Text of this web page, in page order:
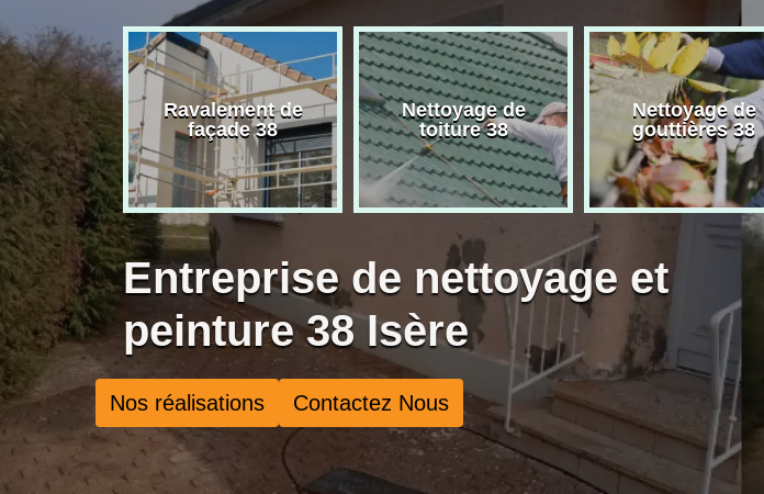
de
38
Ravalement de
façade 38
Nettoyage de
toiture 38
Nettoyage de
gouttières 38
Entreprise de nettoyage et
peinture 38 Isère
Nos réalisations Contactez Nous